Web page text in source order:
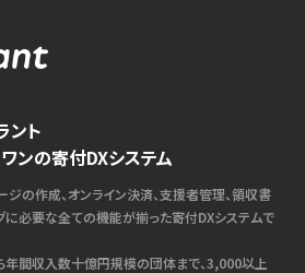
ント
ンの寄付DXシステム
ジの作成、オンライン決済、支援者管理、領収書
に必要な全ての機能が揃った寄付DXシステムで
年間収入数十億円規模の団体まで、3,000以上